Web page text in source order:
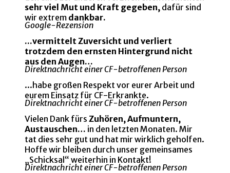
sehr viel Mut und Kraft gegeben, dafür sind
wir extrem dankbar.
Google-Rezension
...vermittelt Zuversicht und verliert
trotzdem den ernsten Hintergrund nicht
aus den Augen…
Direktnachricht einer CF-betroffenen Person
...habe großen Respekt vor eurer Arbeit und
eurem Einsatz für CF-Erkrankte.
Direktnachricht einer CF-betroffenen Person
Vielen Dank fürs Zuhören, Aufmuntern,
Austauschen… in den letzten Monaten. Mir
tat dies sehr gut und hat mir wirklich geholfen.
Hoffe wir bleiben durch unser gemeinsames
„Schicksal“ weiterhin in Kontakt!
Direktnachricht einer CF-betroffenen Person